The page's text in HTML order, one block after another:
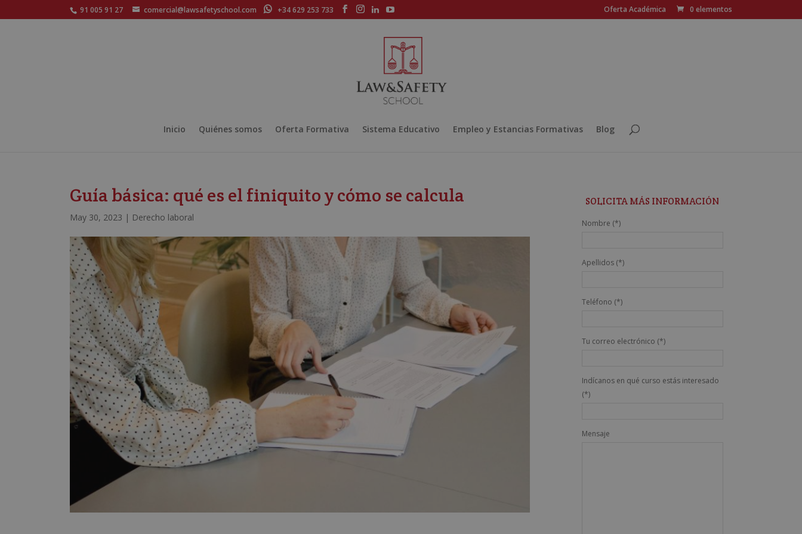
91 005 91 27 comercial@lawsafetyschool.com +34 629 253 733 Oferta Académica 0 elementos
Inicio Quiénes somos Oferta Formativa Sistema Educativo Empleo y Estancias Formativas Blog
Guía básica: qué es el finiquito y cómo se calcula
May 30, 2023 | Derecho laboral
SOLICITA MÁS INFORMACIÓN
Nombre (*)
Apellidos (*)
Teléfono (*)
Tu correo electrónico (*)
Indícanos en qué curso estás interesado
(*)
Mensaje